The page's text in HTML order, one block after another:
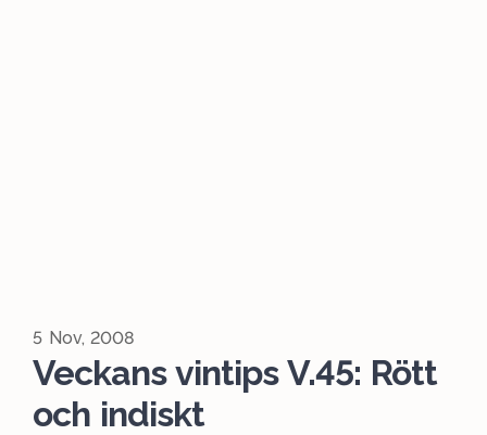
5 Nov, 2008
Veckans vintips V.45: Rött
och indiskt